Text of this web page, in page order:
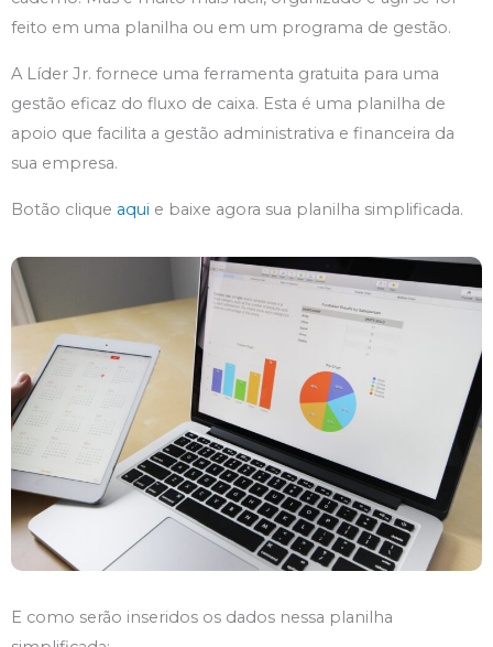
feito em uma planilha ou em um programa de gestão.
A Líder Jr. fornece uma ferramenta gratuita para uma
gestão eficaz do fluxo de caixa. Esta é uma planilha de
apoio que facilita a gestão administrativa e financeira da
sua empresa.
Botão clique aqui e baixe agora sua planilha simplificada.
E como serão inseridos os dados nessa planilha